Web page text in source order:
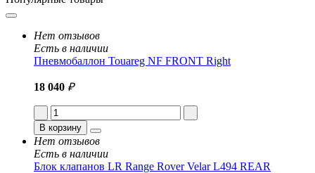
Нет отзывов
Есть в наличии
Пневмобаллон Touareg NF FRONT Right
18 040 ₽
В корзину
Нет отзывов
Есть в наличии
Блок клапанов LR Range Rover Velar L494 REAR